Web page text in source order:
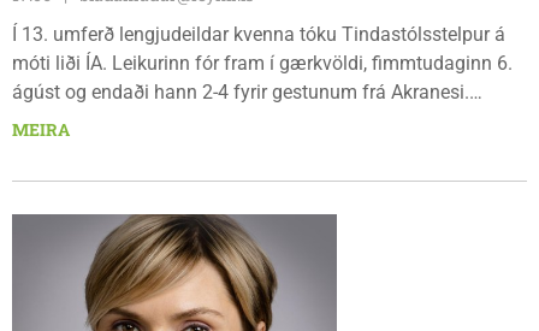
Í 13. umferð lengjudeildar kvenna tóku Tindastólsstelpur á
móti liði ÍA. Leikurinn fór fram í gærkvöldi, fimmtudaginn 6.
ágúst og endaði hann 2-4 fyrir gestunum frá Akranesi.
Tindastólsliðið frumsýndi tvo nýja leikmenn en þær dönsku
tvíburar.
MEIRA